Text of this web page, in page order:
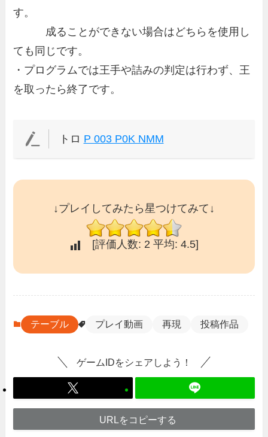
す。
成ることができない場合はどちらを使用し
ても同じです。
・プログラムでは王手や詰みの判定は行わず、王
を取ったら終了です。
トロ P 003 P0K NMM
↓プレイしてみたら星つけてみて↓
[評価人数: 2 平均: 4.5]
テーブル プレイ動画 再現 投稿作品
ゲームIDをシェアしよう！
URLをコピーする